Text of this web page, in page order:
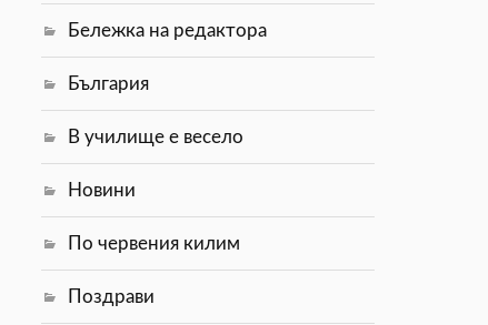
Бележка на редактора
България
В училище е весело
Новини
По червения килим
Поздрави